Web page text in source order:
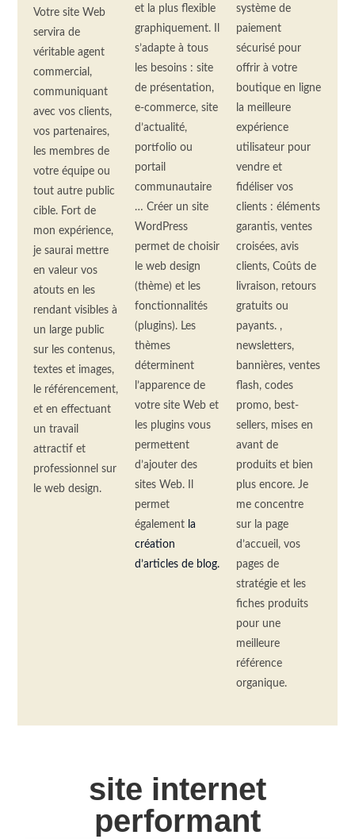
Votre site Web
servira de
véritable agent
commercial,
communiquant
avec vos clients,
vos partenaires,
les membres de
votre équipe ou
tout autre public
cible. Fort de
mon expérience,
je saurai mettre
en valeur vos
atouts en les
rendant visibles à
un large public
sur les contenus,
textes et images,
le référencement,
et en effectuant
un travail
attractif et
professionnel sur
le web design.
et la plus flexible
graphiquement. Il
s’adapte à tous
les besoins : site
de présentation,
e-commerce, site
d’actualité,
portfolio ou
portail
communautaire
… Créer un site
WordPress
permet de choisir
le web design
(thème) et les
fonctionnalités
(plugins). Les
thèmes
déterminent
l’apparence de
votre site Web et
les plugins vous
permettent
d’ajouter des
sites Web. Il
permet
également la
création
d’articles de blog.
système de
paiement
sécurisé pour
offrir à votre
boutique en ligne
la meilleure
expérience
utilisateur pour
vendre et
fidéliser vos
clients : éléments
garantis, ventes
croisées, avis
clients, Coûts de
livraison, retours
gratuits ou
payants. ,
newsletters,
bannières, ventes
flash, codes
promo, best-
sellers, mises en
avant de
produits et bien
plus encore. Je
me concentre
sur la page
d’accueil, vos
pages de
stratégie et les
fiches produits
pour une
meilleure
référence
organique.
site internet
performant